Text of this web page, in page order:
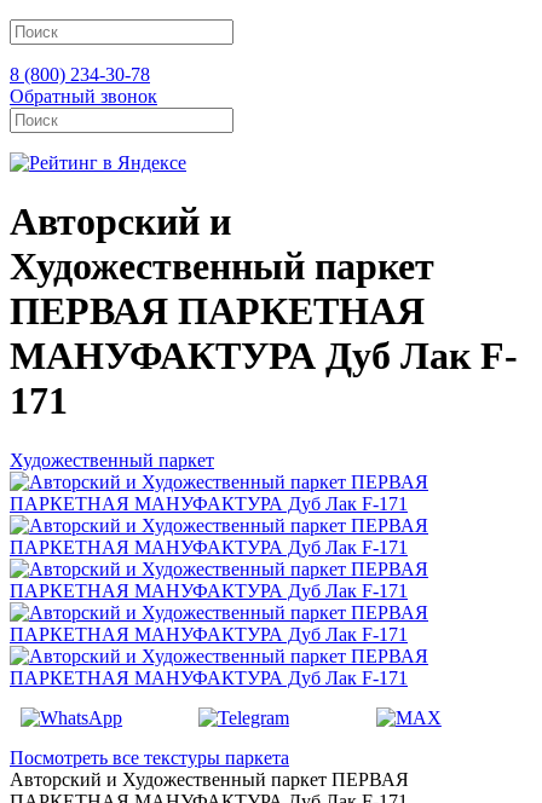
8 (800) 234-30-78
Обратный звонок
Авторский и
Художественный паркет
ПЕРВАЯ ПАРКЕТНАЯ
МАНУФАКТУРА Дуб Лак F-
171
Художественный паркет
Посмотреть все текстуры паркета
Авторский и Художественный паркет ПЕРВАЯ